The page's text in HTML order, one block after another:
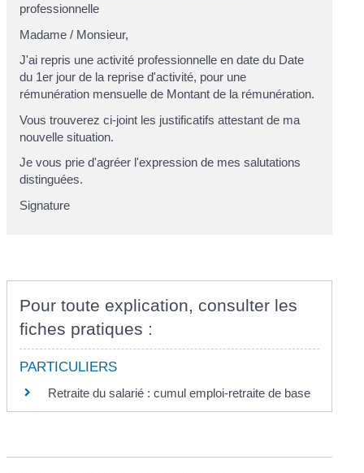
professionnelle
Madame / Monsieur,
J'ai repris une activité professionnelle en date du Date
du 1er jour de la reprise d'activité, pour une
rémunération mensuelle de Montant de la rémunération.
Vous trouverez ci-joint les justificatifs attestant de ma
nouvelle situation.
Je vous prie d'agréer l'expression de mes salutations
distinguées.
Signature
Pour toute explication, consulter les
fiches pratiques :
PARTICULIERS
Retraite du salarié : cumul emploi-retraite de base